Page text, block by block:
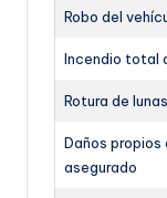
Robo del
Incendio total
Rotura de lunas
Daños propios
asegurado